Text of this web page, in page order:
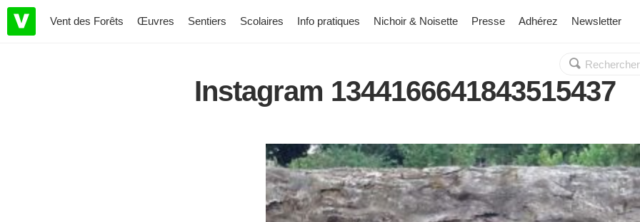
Vent des Forêts Œuvres Sentiers Scolaires Info pratiques Nichoir & Noisette Presse Adhérez Newsletter
Rechercher :
OK
Instagram 1344166641843515437